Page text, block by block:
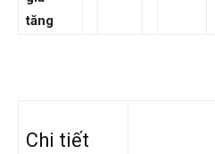
tăng
Chi tiết